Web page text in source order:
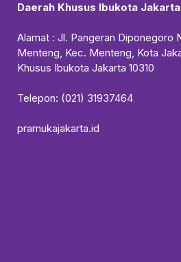
Daerah Khusus Ibukota Jakarta
Alamat : Jl. Pangeran Diponegoro
Menteng, Kec. Menteng, Kota
Khusus Ibukota Jakarta 10310
Telepon: (021) 31937464
pramukajakarta.id